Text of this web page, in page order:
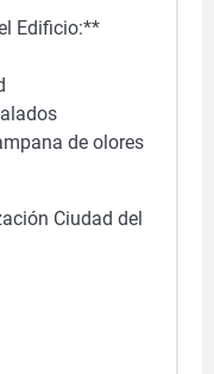
Edificio:**
de olores
Ciudad del